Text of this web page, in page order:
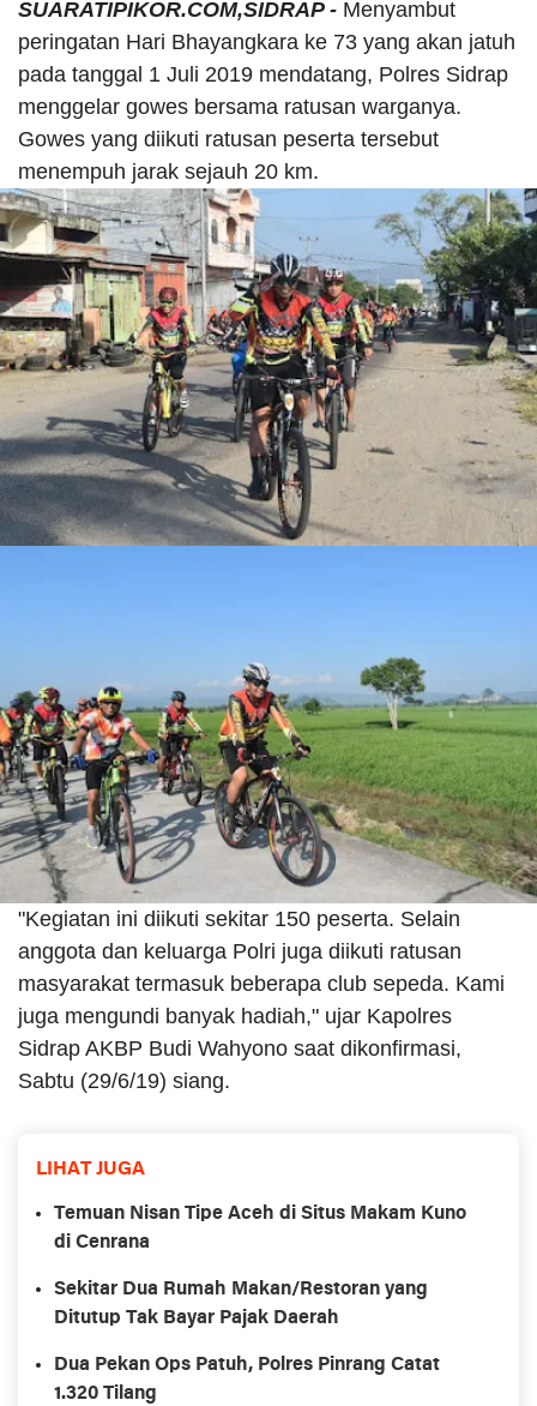
SUARATIPIKOR.COM,SIDRAP - Menyambut
peringatan Hari Bhayangkara ke 73 yang akan jatuh
pada tanggal 1 Juli 2019 mendatang, Polres Sidrap
menggelar gowes bersama ratusan warganya.
Gowes yang diikuti ratusan peserta tersebut
menempuh jarak sejauh 20 km.
"Kegiatan ini diikuti sekitar 150 peserta. Selain
anggota dan keluarga Polri juga diikuti ratusan
masyarakat termasuk beberapa club sepeda. Kami
juga mengundi banyak hadiah," ujar Kapolres
Sidrap AKBP Budi Wahyono saat dikonfirmasi,
Sabtu (29/6/19) siang.
LIHAT JUGA
Temuan Nisan Tipe Aceh di Situs Makam Kuno
di Cenrana
Sekitar Dua Rumah Makan/Restoran yang
Ditutup Tak Bayar Pajak Daerah
Dua Pekan Ops Patuh, Polres Pinrang Catat
1.320 Tilang